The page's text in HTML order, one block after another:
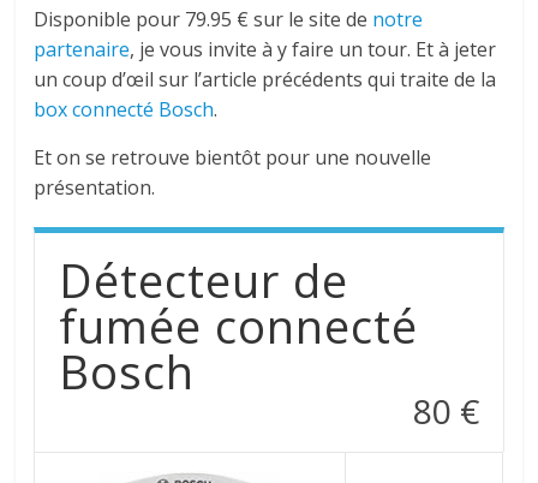
Disponible pour 79.95 € sur le site de notre
partenaire, je vous invite à y faire un tour. Et à jeter
un coup d’œil sur l’article précédents qui traite de la
box connecté Bosch.
Et on se retrouve bientôt pour une nouvelle
présentation.
Détecteur de
fumée connecté
Bosch
80 €